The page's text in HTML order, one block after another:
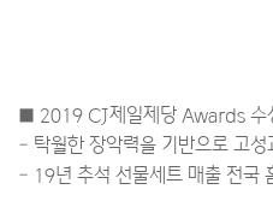
■ 2019 CJ제일제당 Awards 수
- 탁월한 장악력을 기반으로 고성
- 19년 추석 선물세트 매출 전국